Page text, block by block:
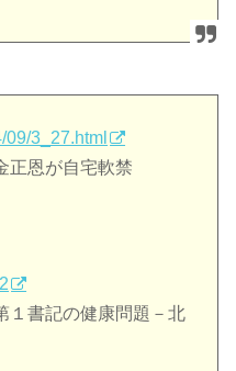
3_27.html
正恩が自宅軟禁
１書記の健康問題－北